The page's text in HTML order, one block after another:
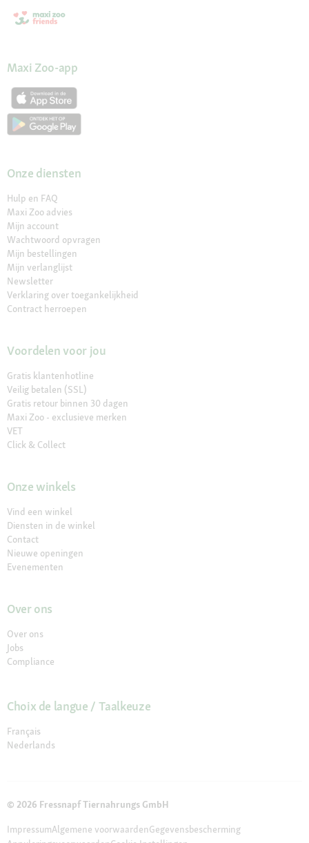
Maxi Zoo-app
Onze diensten
Hulp en FAQ
Maxi Zoo advies
Mijn account
Wachtwoord opvragen
Mijn bestellingen
Mijn verlanglijst
Newsletter
Verklaring over toegankelijkheid
Contract herroepen
Voordelen voor jou
Gratis klantenhotline
Veilig betalen (SSL)
Gratis retour binnen 30 dagen
Maxi Zoo - exclusieve merken
VET
Click & Collect
Onze winkels
Vind een winkel
Diensten in de winkel
Contact
Nieuwe openingen
Evenementen
Over ons
Over ons
Jobs
Compliance
Choix de langue / Taalkeuze
Français
Nederlands
© 2026 Fressnapf Tiernahrungs GmbH
ImpressumAlgemene voorwaardenGegevensbescherming